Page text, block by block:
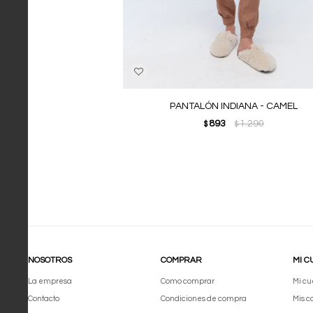
PANTALÓN INDIANA - CAMEL
$ 893 $1.290
NOSOTROS
La empresa
Contacto
COMPRAR
Como comprar
Condiciones de compra
MI
Mi
Mis